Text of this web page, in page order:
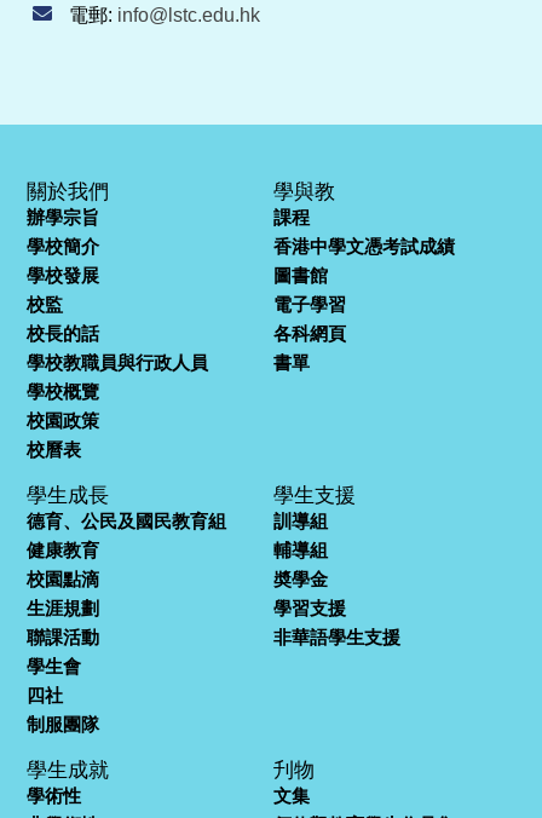
電郵: info@lstc.edu.hk
關於我們
辦學宗旨
學校簡介
學校發展
校監
校長的話
學校教職員與行政人員
學校概覽
校園政策
校曆表
學與教
課程
香港中學文憑考試成績
圖書館
電子學習
各科網頁
書單
學生成長
德育、公民及國民教育組
健康教育
校園點滴
生涯規劃
聯課活動
學生會
四社
制服團隊
學生支援
訓導組
輔導組
奬學金
學習支援
非華語學生支援
學生成就
學術性
刋物
文集